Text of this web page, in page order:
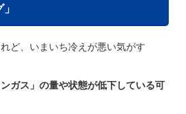
ど、いまいち冷えが悪い気がす
ンガス」の量や状態が低下している可